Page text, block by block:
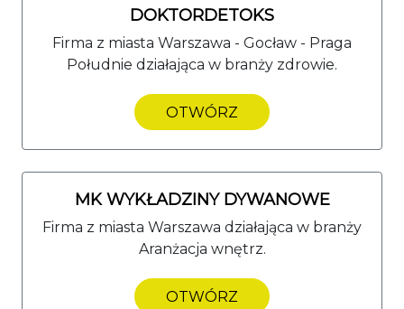
DOKTORDETOKS
Firma z miasta Warszawa - Gocław - Praga
Południe działająca w branży zdrowie.
OTWÓRZ
MK WYKŁADZINY DYWANOWE
Firma z miasta Warszawa działająca w branży
Aranżacja wnętrz.
OTWÓRZ